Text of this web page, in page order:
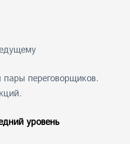
переговорщиков.
уровень